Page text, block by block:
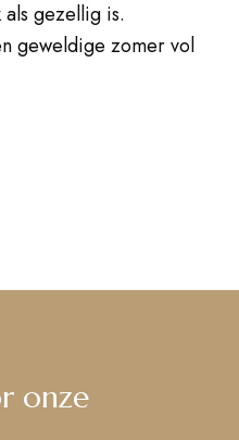
gezellig is.
geweldige zomer vol
onze